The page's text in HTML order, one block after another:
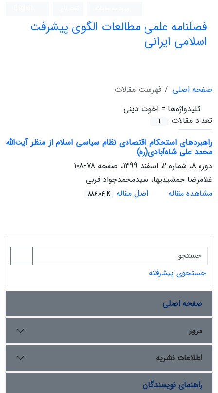
فصلنامه علمی مطالعات الگوی پیشرفت
اسلامی ایرانی
صفحه اصلی
فهرست مقالات
کلیدواژه‌ها = اخوت دینی
تعداد مقالات:
1
راهبردهای استحکام اقتصادی نظام سیاسی اسلام از منظر آیت‌الله
محمد علی شاه‌آبادی(ره)
دوره 8، شماره 2، اسفند 1399، صفحه
78-108
غلامرضا جمشیدیها، سیدمحمدجواد قربی
مشاهده مقاله
اصل مقاله 886.04 K
جستجوی پیشرفته
صفحه اصلی
مرور
اطلاعات نشریه
راهنمای نویسندگان